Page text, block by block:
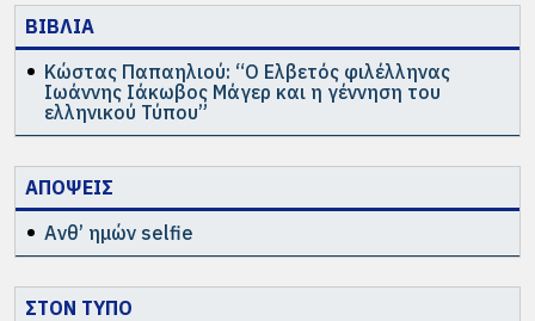
ΒΙΒΛΙΑ
Κώστας Παπαηλιού: “Ο Ελβετός φιλέλληνας
Ιωάννης Ιάκωβος Μάγερ και η γέννηση του
ελληνικού Τύπου”
ΑΠΟΨΕΙΣ
Ανθ’ ημών selfie
ΣΤΟΝ ΤΥΠΟ